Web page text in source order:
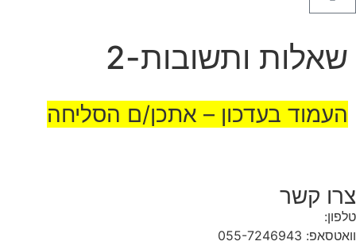
שאלות ותשובות-2
העמוד בעדכון – אתכן/ם הסליחה
צרו קשר
טלפון:
וואטסאפ: 055-7246943